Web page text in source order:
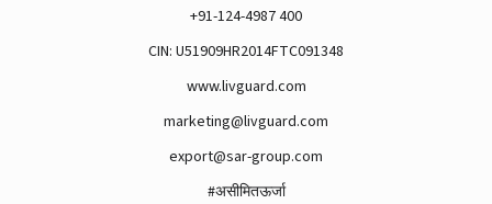
+91-124-4987 400
CIN: U51909HR2014FTC091348
www.livguard.com
marketing@livguard.com
export@sar-group.com
#असीमितऊर्जा